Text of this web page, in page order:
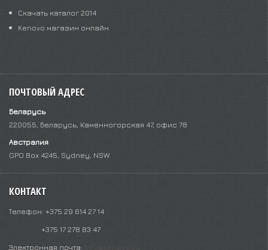
Скачать каталог 2014
Kenovo магазин онлайн
ПОЧТОВЫЙ АДРЕС
Беларусь
220055, Беларусь, Каменногорская 47, офис 78
Австралия
GPO Box 4245, Sydney, NSW
КОНТАКТ
Телефон: +375 29 614 27 14
+375 17 278 83 47
Электронная почта: